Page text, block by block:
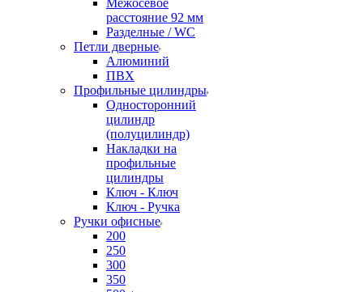
Межосевое
расстояние 92 мм
Разделные / WC
Петли дверные
Алюминий
ПВХ
Профильные цилиндры
Односторонний
цилиндр
(полуцилиндр)
Накладки на
профильные
цилиндры
Ключ - Ключ
Ключ - Ручка
Ручки офисные
200
250
300
350